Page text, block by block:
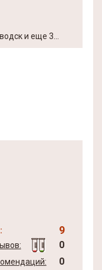
и еще 3...
9
0
0